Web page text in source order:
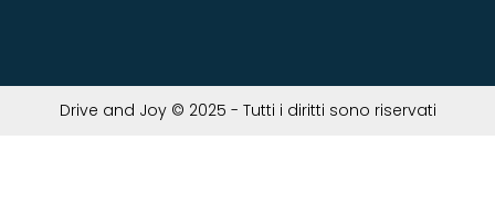
Drive and Joy © 2025 - Tutti i diritti sono riservati